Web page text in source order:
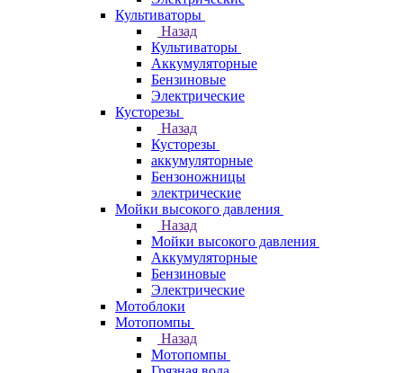
Культиваторы
Назад
Культиваторы
Аккумуляторные
Бензиновые
Электрические
Кусторезы
Назад
Кусторезы
аккумуляторные
Бензоножницы
электрические
Мойки высокого давления
Назад
Мойки высокого давления
Аккумуляторные
Бензиновые
Электрические
Мотоблоки
Мотопомпы
Назад
Мотопомпы